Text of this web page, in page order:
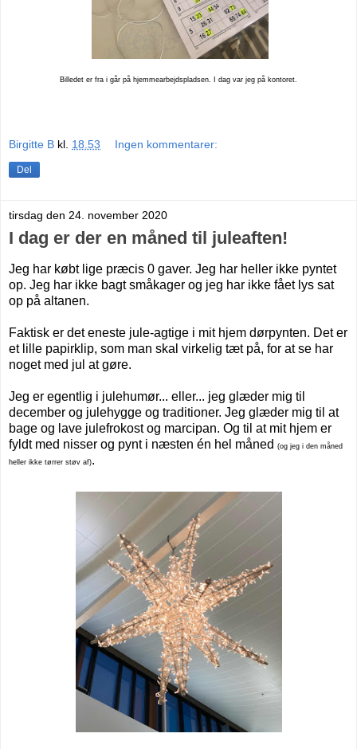
Billedet er fra i går på hjemmearbejdspladsen. I dag var jeg på kontoret.
Birgitte B kl. 18.53 Ingen kommentarer:
Del
tirsdag den 24. november 2020
I dag er der en måned til juleaften!
Jeg har købt lige præcis 0 gaver. Jeg har heller ikke pyntet
op. Jeg har ikke bagt småkager og jeg har ikke fået lys sat
op på altanen.
Faktisk er det eneste jule-agtige i mit hjem dørpynten. Det er
et lille papirklip, som man skal virkelig tæt på, for at se har
noget med jul at gøre.
Jeg er egentlig i julehumør... eller... jeg glæder mig til
december og julehygge og traditioner. Jeg glæder mig til at
bage og lave julefrokost og marcipan. Og til at mit hjem er
fyldt med nisser og pynt i næsten én hel måned (og jeg i den måned
heller ikke tørrer støv af).